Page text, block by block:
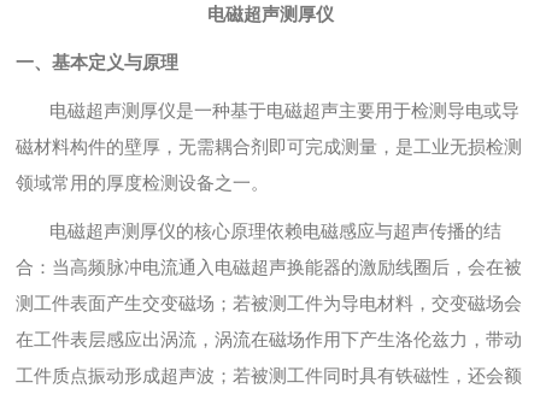
电磁超声测厚仪
一、基本定义与原理
电磁超声测厚仪是一种基于电磁超声主要用于检测导电或导
磁材料构件的壁厚，无需耦合剂即可完成测量，是工业无损检测
领域常用的厚度检测设备之一。
电磁超声测厚仪的核心原理依赖电磁感应与超声传播的结
合：当高频脉冲电流通入电磁超声换能器的激励线圈后，会在被
测工件表面产生交变磁场；若被测工件为导电材料，交变磁场会
在工件表层感应出涡流，涡流在磁场作用下产生洛伦兹力，带动
工件质点振动形成超声波；若被测工件同时具有铁磁性，还会额